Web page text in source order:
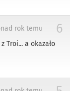
6
rok temu
Troi... a okazało